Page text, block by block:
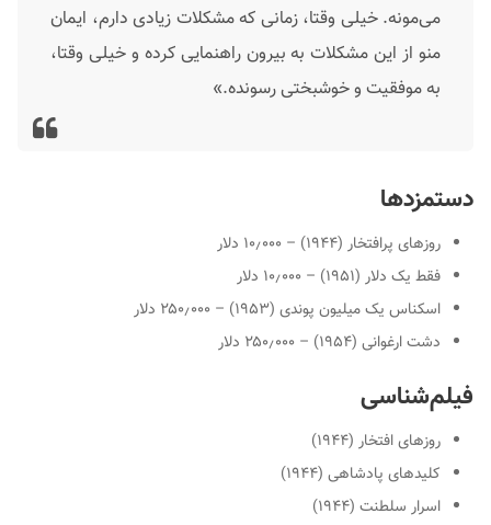
می‌مونه. خیلی وقتا، زمانی که مشکلات زیادی دارم، ایمان
منو از این مشکلات به بیرون راهنمایی کرده و خیلی وقتا،
به موفقیت و خوشبختی رسونده.»
دستمزدها
روزهای پرافتخار (۱۹۴۴) – ۱۰٫۰۰۰ دلار
فقط یک دلار (۱۹۵۱) – ۱۰٫۰۰۰ دلار
اسکناس یک میلیون پوندی (۱۹۵۳) – ۲۵۰٫۰۰۰ دلار
دشت ارغوانی (۱۹۵۴) – ۲۵۰٫۰۰۰ دلار
فیلم‌شناسی
روزهای افتخار (۱۹۴۴)
کلیدهای پادشاهی (۱۹۴۴)
اسرار سلطنت (۱۹۴۴)